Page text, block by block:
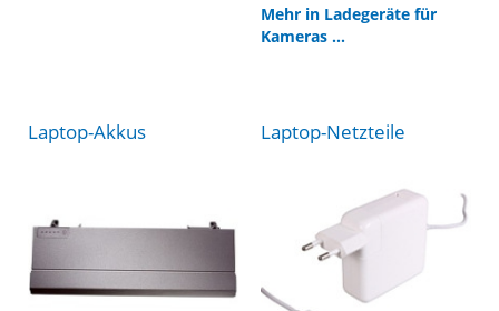
Mehr in Ladegeräte für
Kameras ...
Laptop-Akkus Laptop-Netzteile